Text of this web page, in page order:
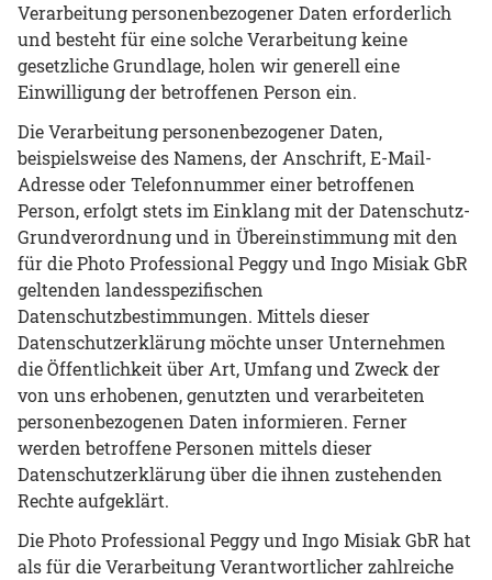
Verarbeitung personenbezogener Daten erforderlich
und besteht für eine solche Verarbeitung keine
gesetzliche Grundlage, holen wir generell eine
Einwilligung der betroffenen Person ein.
Die Verarbeitung personenbezogener Daten,
beispielsweise des Namens, der Anschrift, E-Mail-
Adresse oder Telefonnummer einer betroffenen
Person, erfolgt stets im Einklang mit der Datenschutz-
Grundverordnung und in Übereinstimmung mit den
für die Photo Professional Peggy und Ingo Misiak GbR
geltenden landesspezifischen
Datenschutzbestimmungen. Mittels dieser
Datenschutzerklärung möchte unser Unternehmen
die Öffentlichkeit über Art, Umfang und Zweck der
von uns erhobenen, genutzten und verarbeiteten
personenbezogenen Daten informieren. Ferner
werden betroffene Personen mittels dieser
Datenschutzerklärung über die ihnen zustehenden
Rechte aufgeklärt.
Die Photo Professional Peggy und Ingo Misiak GbR hat
als für die Verarbeitung Verantwortlicher zahlreiche